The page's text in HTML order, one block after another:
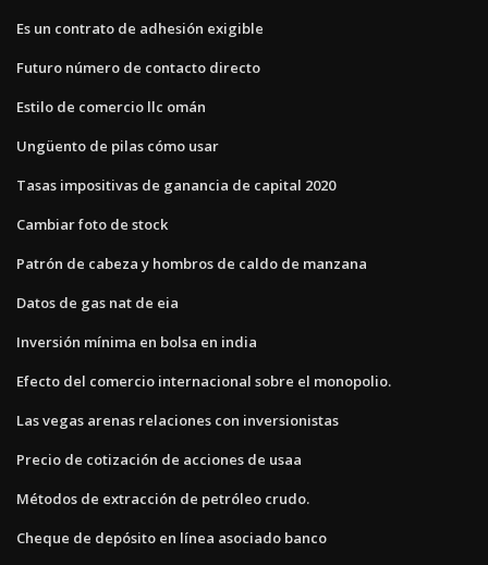
Es un contrato de adhesión exigible
Futuro número de contacto directo
Estilo de comercio llc omán
Ungüento de pilas cómo usar
Tasas impositivas de ganancia de capital 2020
Cambiar foto de stock
Patrón de cabeza y hombros de caldo de manzana
Datos de gas nat de eia
Inversión mínima en bolsa en india
Efecto del comercio internacional sobre el monopolio.
Las vegas arenas relaciones con inversionistas
Precio de cotización de acciones de usaa
Métodos de extracción de petróleo crudo.
Cheque de depósito en línea asociado banco